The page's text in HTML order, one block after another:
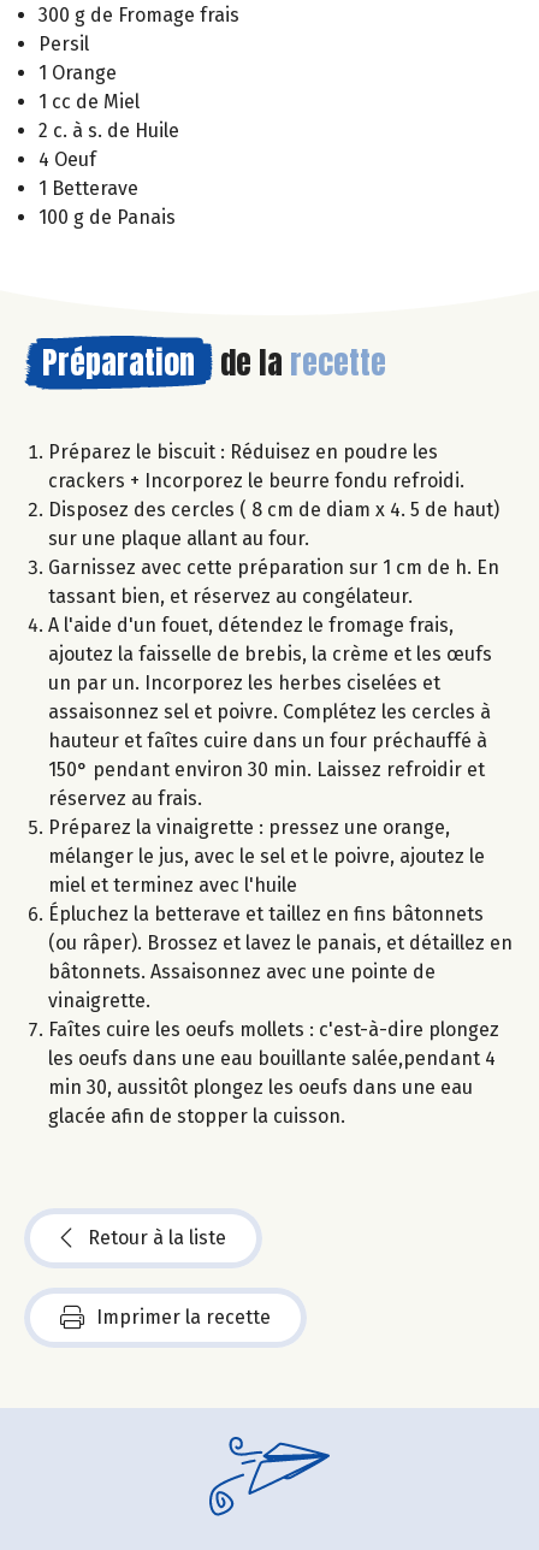
300 g de Fromage frais
Persil
1 Orange
1 cc de Miel
2 c. à s. de Huile
4 Oeuf
1 Betterave
100 g de Panais
Préparation de la recette
Préparez le biscuit : Réduisez en poudre les
crackers + Incorporez le beurre fondu refroidi.
Disposez des cercles ( 8 cm de diam x 4. 5 de haut)
sur une plaque allant au four.
Garnissez avec cette préparation sur 1 cm de h. En
tassant bien, et réservez au congélateur.
A l'aide d'un fouet, détendez le fromage frais,
ajoutez la faisselle de brebis, la crème et les œufs
un par un. Incorporez les herbes ciselées et
assaisonnez sel et poivre. Complétez les cercles à
hauteur et faîtes cuire dans un four préchauffé à
150° pendant environ 30 min. Laissez refroidir et
réservez au frais.
Préparez la vinaigrette : pressez une orange,
mélanger le jus, avec le sel et le poivre, ajoutez le
miel et terminez avec l'huile
Épluchez la betterave et taillez en fins bâtonnets
(ou râper). Brossez et lavez le panais, et détaillez en
bâtonnets. Assaisonnez avec une pointe de
vinaigrette.
Faîtes cuire les oeufs mollets : c'est-à-dire plongez
les oeufs dans une eau bouillante salée,pendant 4
min 30, aussitôt plongez les oeufs dans une eau
glacée afin de stopper la cuisson.
Retour à la liste
Imprimer la recette